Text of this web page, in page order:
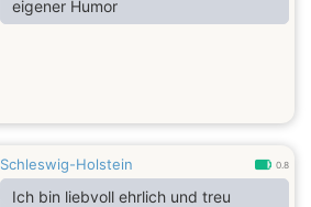
eigener Humor
Schleswig-Holstein 0.8
Ich bin liebvoll ehrlich und treu